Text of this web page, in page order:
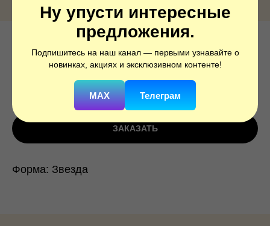
Ну упусти интересные
предложения.
Подпишитесь на наш канал — первыми узнавайте о
новинках, акциях и эксклюзивном контенте!
MAX Телеграм
Звезда, Светлое золото, 1 шт.
19216PY
ЗАКАЗАТЬ
Форма: Звезда